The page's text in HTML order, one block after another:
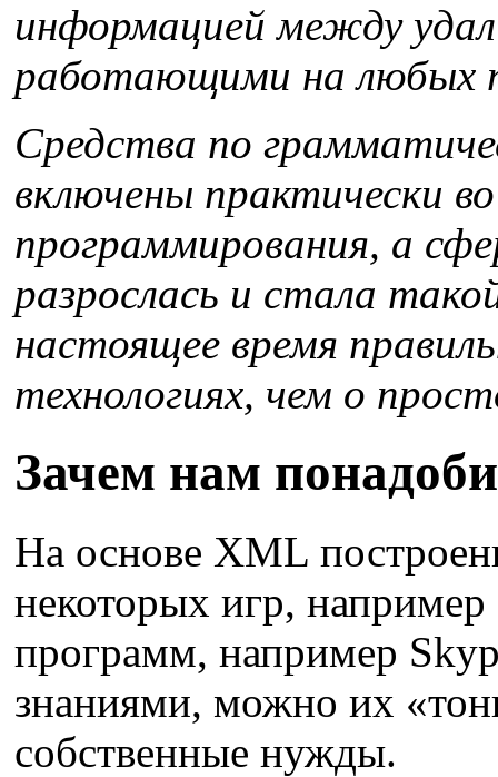
информацией между
работающими на любых
Средства по
включены практически
программирования, а
разрослась и стала
настоящее время
технологиях, чем о
Зачем нам
На основе XML
некоторых игр,
программ, например
знаниями, можно их
собственные нужды.